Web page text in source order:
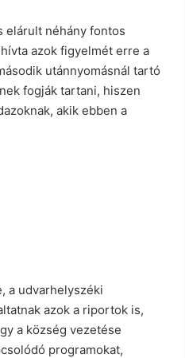
elárult néhány fontos
azok figyelmét erre a
utánnyomásnál tartó
fogják tartani, hiszen
akik ebben a
a udvarhelyszéki
azok a riportok is,
a község vezetése
programokat,